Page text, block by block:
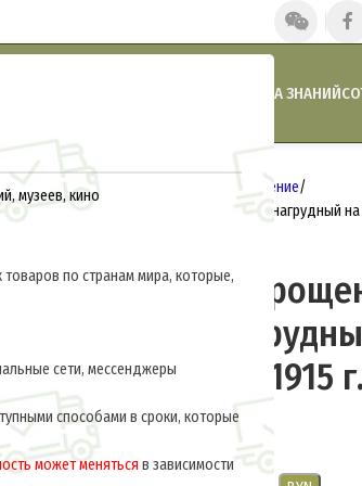
музеев, кино
по странам мира, которые,
сети, мессенджеры
способами в сроки, которые
может меняться в зависимости
БАЗА ЗНАНИЙ
Главная
Снаряжение
Патронташ упрощенный пехотный нагрудный на
Патронташ
пехотный
патронов обр.1915
15.0